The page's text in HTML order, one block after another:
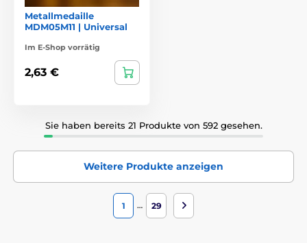
Metallmedaille
MDM05M11 | Universal
Im E-Shop vorrätig
2,63 €
Sie haben bereits 21 Produkte von 592 gesehen.
Weitere Produkte anzeigen
1 … 29